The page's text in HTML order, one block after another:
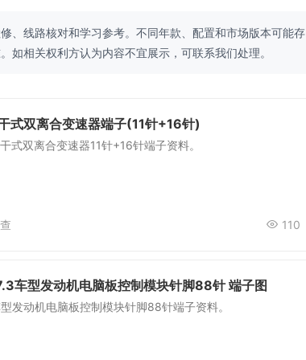
、线路核对和学习参考。不同年款、配置和市场版本可能存
相关权利方认为内容不宜展示，可联系我们处理。
式双离合变速器端子(11针+16针)
式双离合变速器11针+16针端子资料。
110
车型发动机电脑板控制模块针脚88针 端子图
发动机电脑板控制模块针脚88针端子资料。